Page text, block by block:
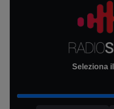
Seleziona